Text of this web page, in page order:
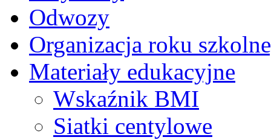
Odwozy
Organizacja roku
Materiały edukacyjne
Wskaźnik BMI
Siatki centylowe